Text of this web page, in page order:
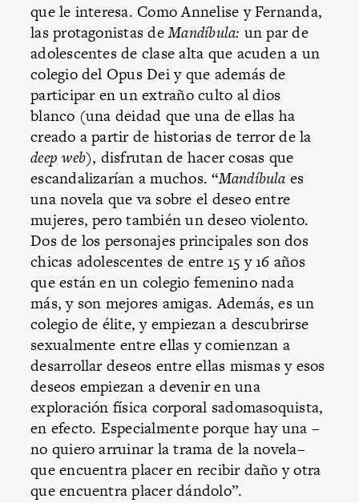
que le interesa. Como Annelise y Fernanda,
las protagonistas deMandíbula: un par de
adolescentes de clase alta que acuden a un
colegio del Opus Dei y que además de
participar en un extraño culto al dios
blanco (una deidad que una de ellas ha
creado a partir de historias de terror de la
deep web), disfrutan de hacer cosas que
escandalizarían a muchos. “Mandíbula es
una novela que va sobre el deseo entre
mujeres, pero también un deseo violento.
Dos de los personajes principales son dos
chicas adolescentes de entre 15 y 16 años
que están en un colegio femenino nada
más, y son mejores amigas. Además, es un
colegio de élite, y empiezan a descubrirse
sexualmente entre ellas y comienzan a
desarrollar deseos entre ellas mismas y esos
deseos empiezan a devenir en una
exploración física corporal sadomasoquista,
en efecto. Especialmente porque hay una –
no quiero arruinar la trama de la novela–
que encuentra placer en recibir daño y otra
que encuentra placer dándolo”.